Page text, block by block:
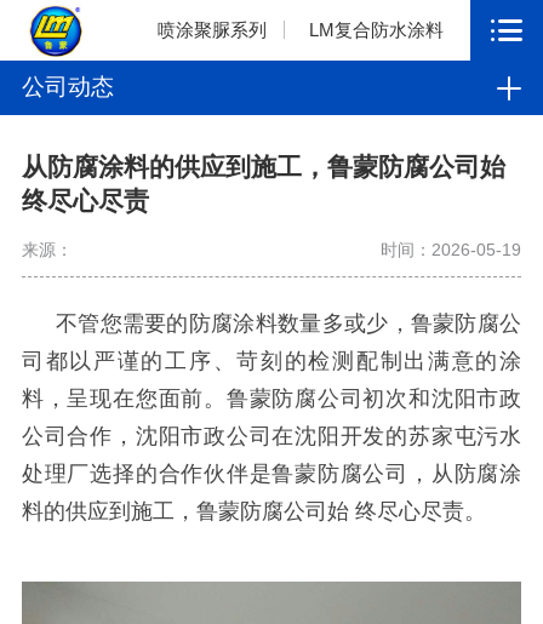
喷涂聚脲系列 LM复合防水涂料
公司动态
从防腐涂料的供应到施工，鲁蒙防腐公司始
终尽心尽责
来源： 时间：2026-05-19
不管您需要的防腐涂料数量多或少，鲁蒙防腐公
司都以严谨的工序、苛刻的检测配制出满意的涂
料，呈现在您面前。鲁蒙防腐公司初次和沈阳市政
公司合作，沈阳市政公司在沈阳开发的苏家屯污水
处理厂选择的合作伙伴是鲁蒙防腐公司，从防腐涂
料的供应到施工，鲁蒙防腐公司始 终尽心尽责。